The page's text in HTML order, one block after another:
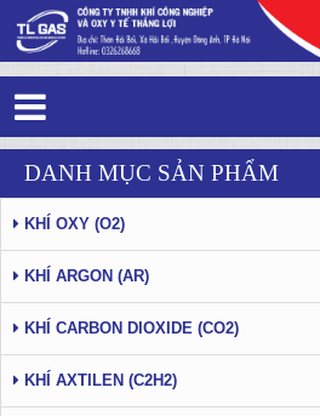
Tag 6 - 84: Tính oxi
DANH MỤC SẢN PHẨM
KHÍ OXY (O2)
KHÍ ARGON (AR)
KHÍ CARBON DIOXIDE (CO2)
KHÍ AXTILEN (C2H2)